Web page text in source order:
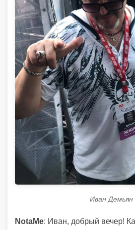
Иван Демьян
NotaMe: Иван, добрый вечер!